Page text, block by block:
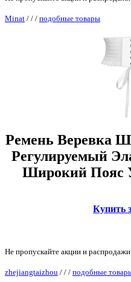
Minat / / / подобные товары
Ремень Веревка
Регулируемый
Широкий Пояс
Купить
Не пропускайте акции и
zhejiangtaizhou / / / подобные